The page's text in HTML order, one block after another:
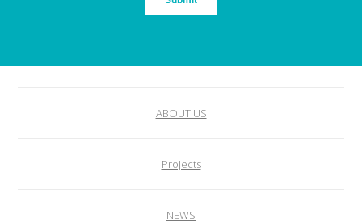
ABOUT US
Projects
NEWS